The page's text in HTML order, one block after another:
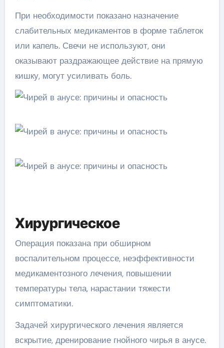
При необходимости показано назначение
слабительных медикаментов в форме таблеток
или капель. Свечи не используют, они
оказывают раздражающее действие на прямую
кишку, могут усиливать боль.
Хирургическое
Операция показана при обширном
воспалительном процессе, неэффективности
медикаментозного лечения, повышении
температуры тела, нарастании тяжести
симптоматики.
Задачей хирургического лечения является
вскрытие, дренирование гнойного чирья в анусе.